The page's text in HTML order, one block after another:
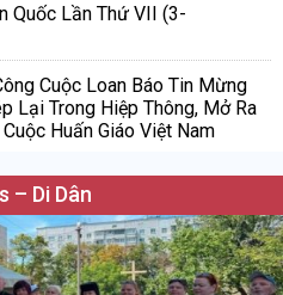
Quốc Lần Thứ VII (3-
Cuộc Loan Báo Tin Mừng
Lại Trong Hiệp Thông, Mở Ra
Huấn Giáo Việt Nam
– Di Dân